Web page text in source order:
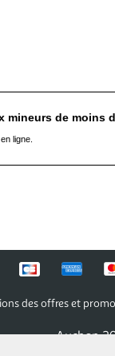
de moins
ligne.
des offres et
Auchan